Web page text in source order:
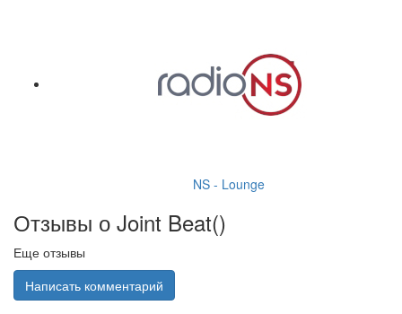
NS - Lounge
Отзывы о Joint Beat()
Еще отзывы
Написать комментарий